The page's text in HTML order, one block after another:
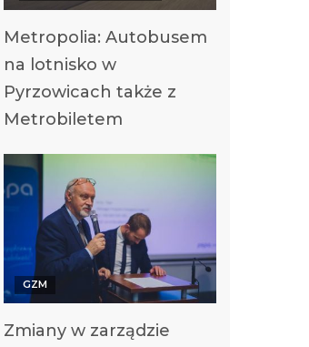
Metropolia: Autobusem
na lotnisko w
Pyrzowicach także z
Metrobiletem
GZM
Zmiany w zarządzie